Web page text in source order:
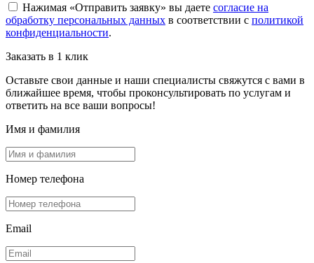
Нажимая «Отправить заявку» вы даете согласие на
обработку персональных данных в соответствии с политикой
конфиденциальности.
Заказать в 1 клик
Оставьте свои данные и наши специалисты свяжутся с вами в
ближайшее время, чтобы проконсультировать по услугам и
ответить на все ваши вопросы!
Имя и фамилия
Номер телефона
Email